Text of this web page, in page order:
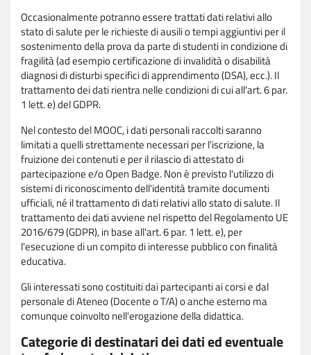
Occasionalmente potranno essere trattati dati relativi allo
stato di salute per le richieste di ausili o tempi aggiuntivi per il
sostenimento della prova da parte di studenti in condizione di
fragilità (ad esempio certificazione di invalidità o disabilità
diagnosi di disturbi specifici di apprendimento (DSA), ecc.). Il
trattamento dei dati rientra nelle condizioni di cui all'art. 6 par.
1 lett. e) del GDPR.
Nel contesto del MOOC, i dati personali raccolti saranno
limitati a quelli strettamente necessari per l'iscrizione, la
fruizione dei contenuti e per il rilascio di attestato di
partecipazione e/o Open Badge. Non è previsto l'utilizzo di
sistemi di riconoscimento dell'identità tramite documenti
ufficiali, né il trattamento di dati relativi allo stato di salute. Il
trattamento dei dati avviene nel rispetto del Regolamento UE
2016/679 (GDPR), in base all'art. 6 par. 1 lett. e), per
l'esecuzione di un compito di interesse pubblico con finalità
educativa.
Gli interessati sono costituiti dai partecipanti ai corsi e dal
personale di Ateneo (Docente o T/A) o anche esterno ma
comunque coinvolto nell'erogazione della didattica.
Categorie di destinatari dei dati ed eventuale